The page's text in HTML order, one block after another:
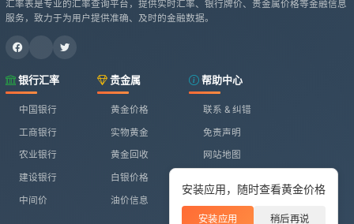
安装应用，随时查看黄金价格
安装应用 稍后再说
汇率表是专业的汇率查询平台，提供实时汇率、银行牌价、贵金属价格等金融信息
服务，致力于为用户提供准确、及时的金融数据。
银行汇率
中国银行
工商银行
农业银行
建设银行
中间价
贵金属
黄金价格
实物黄金
黄金回收
白银价格
油价信息
帮助中心
联系 & 纠错
免责声明
网站地图